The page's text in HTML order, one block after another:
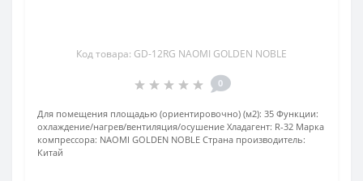
Код товара: GD-12RG NAOMI GOLDEN NOBLE
0
Для помещения площадью (ориентировочно) (м2): 35 Функции:
охлаждение/нагрев/вентиляция/осушение Хладагент: R-32 Марка
компрессора: NAOMI GOLDEN NOBLE Страна производитель:
Китай